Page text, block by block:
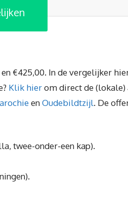
€425,00. In de vergelijker
Klik hierom direct de (lokale)
enOudebildtzijl. De
twee-onder-een kap).